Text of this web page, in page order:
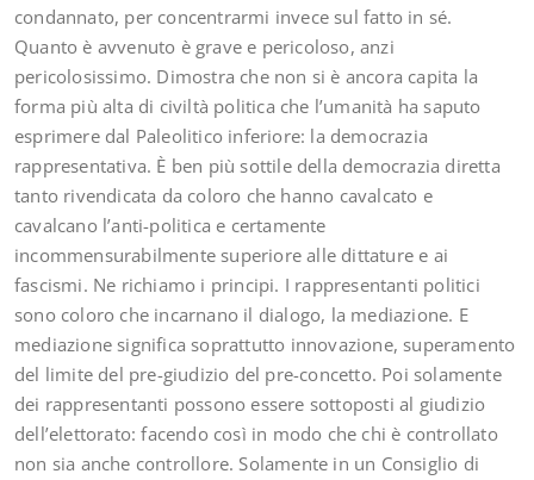
condannato, per concentrarmi invece sul fatto in sé.
Quanto è avvenuto è grave e pericoloso, anzi
pericolosissimo. Dimostra che non si è ancora capita la
forma più alta di civiltà politica che l’umanità ha saputo
esprimere dal Paleolitico inferiore: la democrazia
rappresentativa. È ben più sottile della democrazia diretta
tanto rivendicata da coloro che hanno cavalcato e
cavalcano l’anti-politica e certamente
incommensurabilmente superiore alle dittature e ai
fascismi. Ne richiamo i principi. I rappresentanti politici
sono coloro che incarnano il dialogo, la mediazione. E
mediazione significa soprattutto innovazione, superamento
del limite del pre-giudizio del pre-concetto. Poi solamente
dei rappresentanti possono essere sottoposti al giudizio
dell’elettorato: facendo così in modo che chi è controllato
non sia anche controllore. Solamente in un Consiglio di